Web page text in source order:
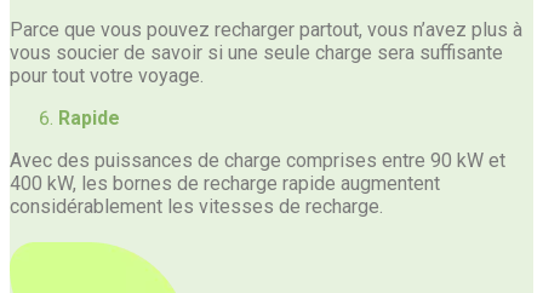
Parce que vous pouvez recharger partout, vous n’avez plus à
vous soucier de savoir si une seule charge sera suffisante
pour tout votre voyage.
Rapide
Avec des puissances de charge comprises entre 90 kW et
400 kW, les bornes de recharge rapide augmentent
considérablement les vitesses de recharge.